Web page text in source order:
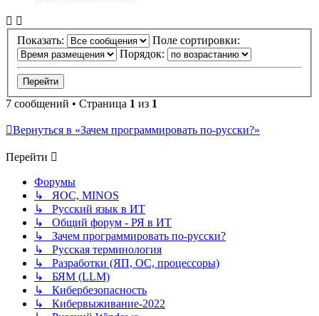
Показать:
Поле сортировки:
Порядок:
7 сообщений • Страница 1 из 1
Вернуться в «Зачем программировать по-русски?»
Перейти
Форумы
↳ ЯОС, MINOS
↳ Русский язык в ИТ
↳ Общий форум - РЯ в ИТ
↳ Зачем программировать по-русски?
↳ Русская терминология
↳ Разработки (ЯП, ОС, процессоры)
↳ БЯМ (LLM)
↳ Кибербезопасность
↳ Кибервыживание-2022